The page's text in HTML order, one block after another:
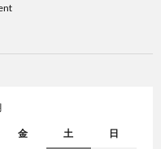
金 土 日